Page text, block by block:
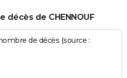
décès de CHENNOUF
de décès (source :